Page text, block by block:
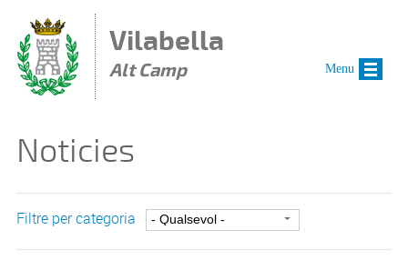
Vilabella
Alt Camp
Noticies
Filtre per categoria
Menu